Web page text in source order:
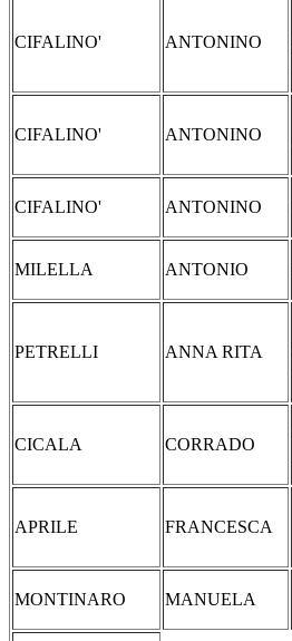
CIFALINO' ANTONINO
CIFALINO' ANTONINO
CIFALINO' ANTONINO
MILELLA ANTONIO
PETRELLI ANNA RITA
CICALA CORRADO
APRILE FRANCESCA
MONTINARO MANUELA